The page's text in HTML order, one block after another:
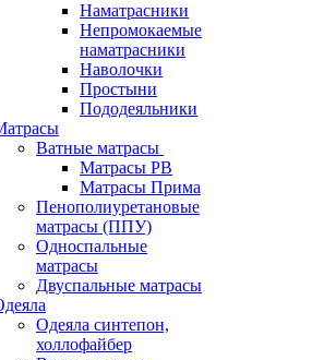
Наматрасники
Непромокаемые
наматрасники
Наволочки
Простыни
Пододеяльники
Ватные матрасы
Матрасы РВ
Матрасы Прима
Пенополиуретановые
матрасы (ППУ)
Односпальные
матрасы
Двуспальные матрасы
Одеяла синтепон,
холлофайбер